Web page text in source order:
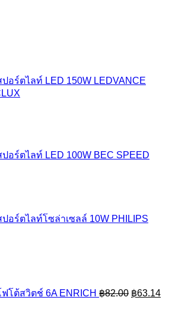
ปอร์ตไลท์ LED 150W LEDVANCE
ปอร์ตไลท์ LED 100W BEC SPEED
ปอร์ตไลท์โซล่าเซลล์ 10W PHILIPS
ฟโต้สวิตช์ 6A ENRICH ฿82.00 ฿63.14